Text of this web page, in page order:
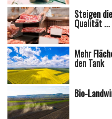
Steigen
Qualität ...
Mehr
den Tank
Bio-